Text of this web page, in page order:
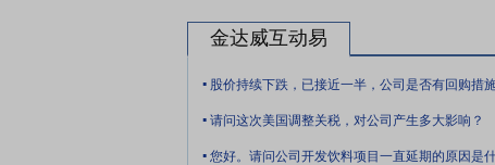
金达威互动易
. 股价持续下跌，已接近一半，公司是否有回购措施
. 请问这次美国调整关税，对公司产生多大影响？
.